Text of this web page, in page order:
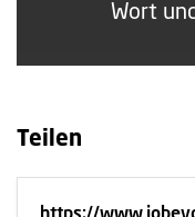
Wort
Teilen